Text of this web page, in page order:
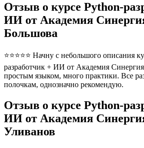
Отзыв о курсе Python-
ИИ от Академия
Большова
⭐⭐⭐⭐⭐ Начну с небольшого описания
разработчик + ИИ от Академия
простым языком, много практики. Все
полочкам, однозначно рекомендую.
Отзыв о курсе Python-
ИИ от Академия
Уливанов